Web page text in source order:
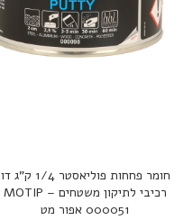
חומר פחחות פוליאסטר 1/4 ק”ג דו
רכיבי לתיקון משטחים – MOTIP
000051 אפור מט